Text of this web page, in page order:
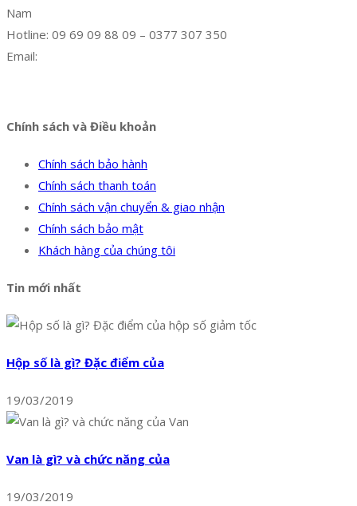
Nam
Hotline: 09 69 09 88 09 – 0377 307 350
Email:
Chính sách và Điều khoản
Chính sách bảo hành
Chính sách thanh toán
Chính sách vận chuyển & giao nhận
Chính sách bảo mật
Khách hàng của chúng tôi
Tin mới nhất
Hộp số là gì? Đặc điểm của
19/03/2019
Van là gì? và chức năng của
19/03/2019